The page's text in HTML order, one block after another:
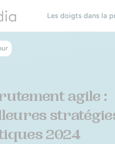
Les doigts dans la
agile :
2024